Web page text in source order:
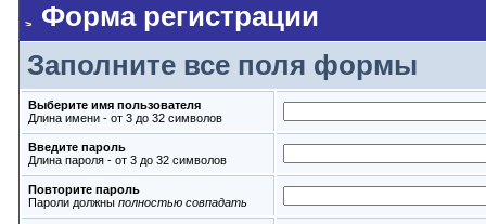
Форма регистрации
Заполните все поля формы
Выберите имя пользователя
Длина имени - от 3 до 32 символов
Введите пароль
Длина пароля - от 3 до 32 символов
Повторите пароль
Пароли должны полностью совпадать